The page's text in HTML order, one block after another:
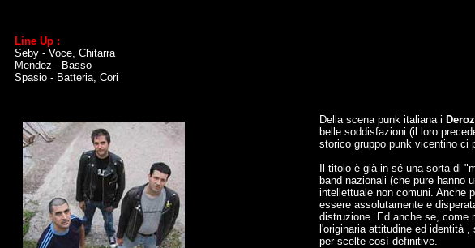
Line Up :
Seby - Voce, Chitarra
Mendez - Basso
Spasio - Batteria, Cori
Della scena punk italiana i
belle soddisfazioni (il loro
storico gruppo punk vicentino ci
Il titolo è già in sé una sorta di
band nazionali (che pure hanno
intellettuale non comuni. Anche
essere assolutamente e
distruzione. Ed anche se, come
l'originaria attitudine ed identità
per scelte così definitive.